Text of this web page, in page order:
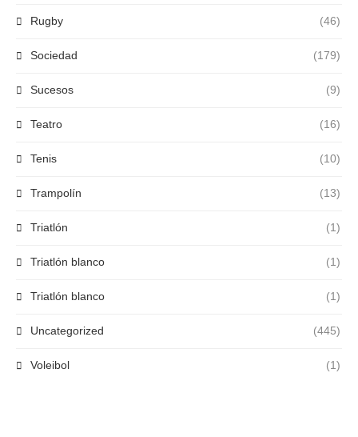
Rugby (46)
Sociedad (179)
Sucesos (9)
Teatro (16)
Tenis (10)
Trampolín (13)
Triatlón (1)
Triatlón blanco (1)
Triatlón blanco (1)
Uncategorized (445)
Voleibol (1)